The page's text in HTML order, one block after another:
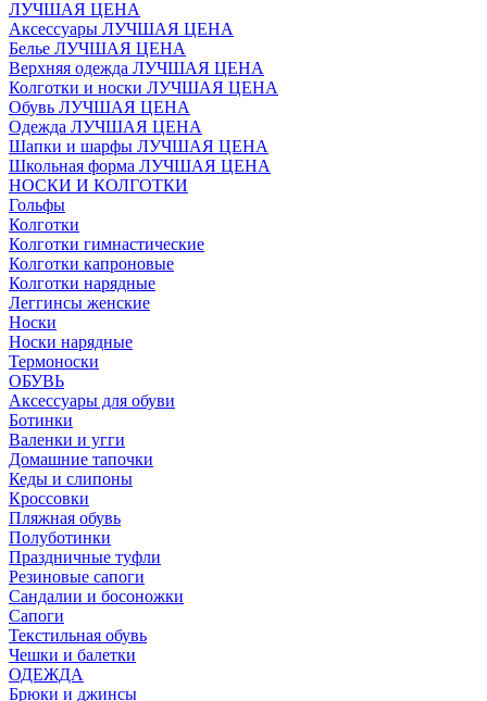
ЛУЧШАЯ ЦЕНА
Аксессуары ЛУЧШАЯ ЦЕНА
Белье ЛУЧШАЯ ЦЕНА
Верхняя одежда ЛУЧШАЯ ЦЕНА
Колготки и носки ЛУЧШАЯ ЦЕНА
Обувь ЛУЧШАЯ ЦЕНА
Одежда ЛУЧШАЯ ЦЕНА
Шапки и шарфы ЛУЧШАЯ ЦЕНА
Школьная форма ЛУЧШАЯ ЦЕНА
НОСКИ И КОЛГОТКИ
Гольфы
Колготки
Колготки гимнастические
Колготки капроновые
Колготки нарядные
Леггинсы женские
Носки
Носки нарядные
Термоноски
ОБУВЬ
Аксессуары для обуви
Ботинки
Валенки и угги
Домашние тапочки
Кеды и слипоны
Кроссовки
Пляжная обувь
Полуботинки
Праздничные туфли
Резиновые сапоги
Сандалии и босоножки
Сапоги
Текстильная обувь
Чешки и балетки
ОДЕЖДА
Брюки и джинсы